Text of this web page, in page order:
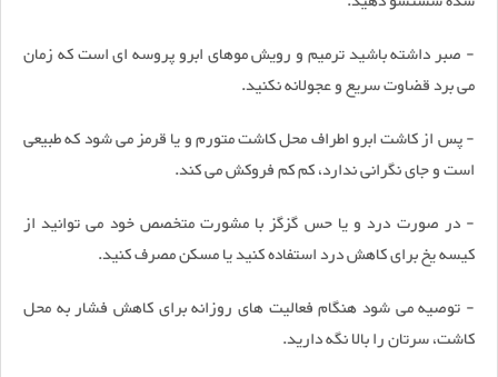
- صبر داشته باشید ترمیم و رویش موهای ابرو پروسه ای است که زمان
می برد قضاوت سریع و عجولانه نکنید.
- پس از کاشت ابرو اطراف محل کاشت متورم و یا قرمز می شود که طبیعی
است و جای نگرانی ندارد، کم کم فروکش می کند.
- در صورت درد و یا حس گزگز با مشورت متخصص خود می توانید از
کیسه یخ برای کاهش درد استفاده کنید یا مسکن مصرف کنید.
- توصیه می شود هنگام فعالیت های روزانه برای کاهش فشار به محل
کاشت، سرتان را بالا نگه دارید.